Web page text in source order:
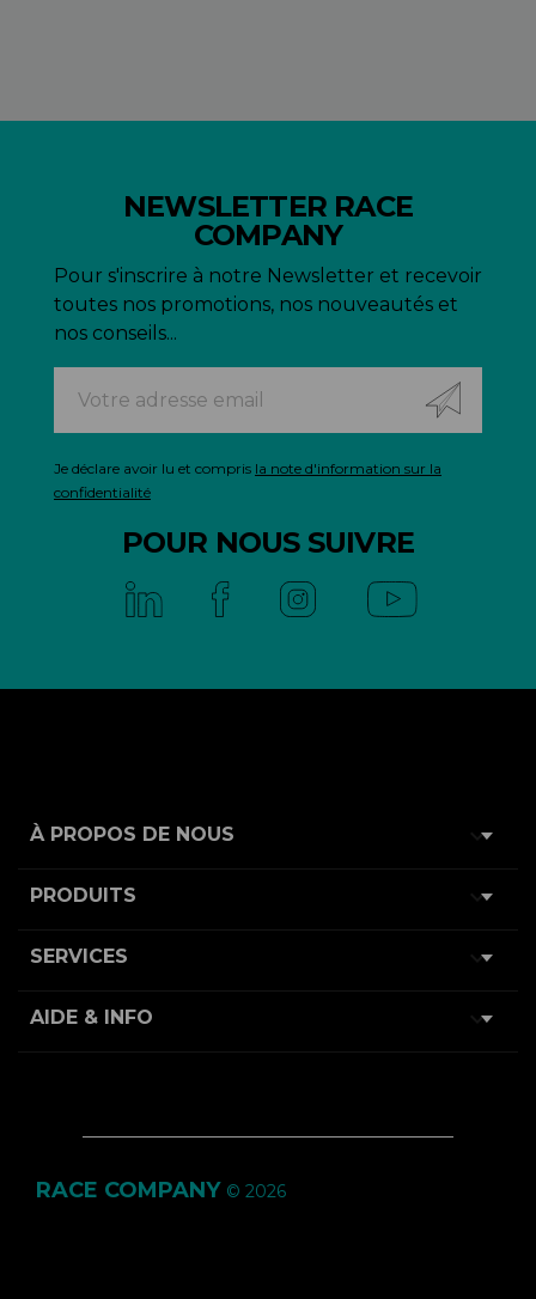
NEWSLETTER RACE
COMPANY
Pour s'inscrire à notre Newsletter et recevoir
toutes nos promotions, nos nouveautés et
nos conseils...
Je déclare avoir lu et compris la note d'information sur la
confidentialité
POUR NOUS SUIVRE
À PROPOS DE NOUS 
PRODUITS 
SERVICES 
AIDE & INFO 
RACE COMPANY © 2026